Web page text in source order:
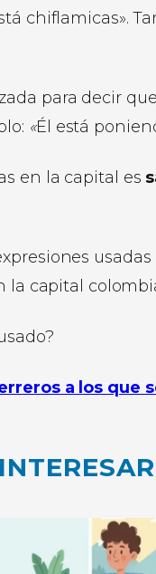
chiflamicas».
para decir
«Él está
en la capital es
la capital
a los que